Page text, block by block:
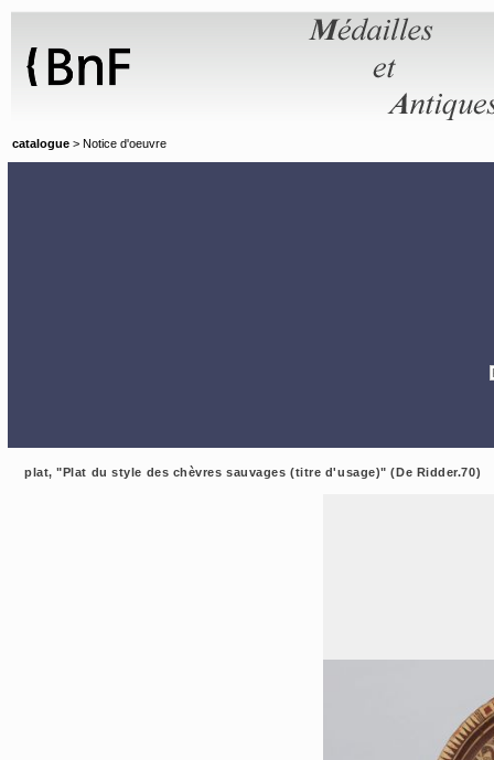
catalogue > Notice d'oeuvre
plat, "Plat du style des chèvres sauvages (titre d'usage)" (De Ridder.70)